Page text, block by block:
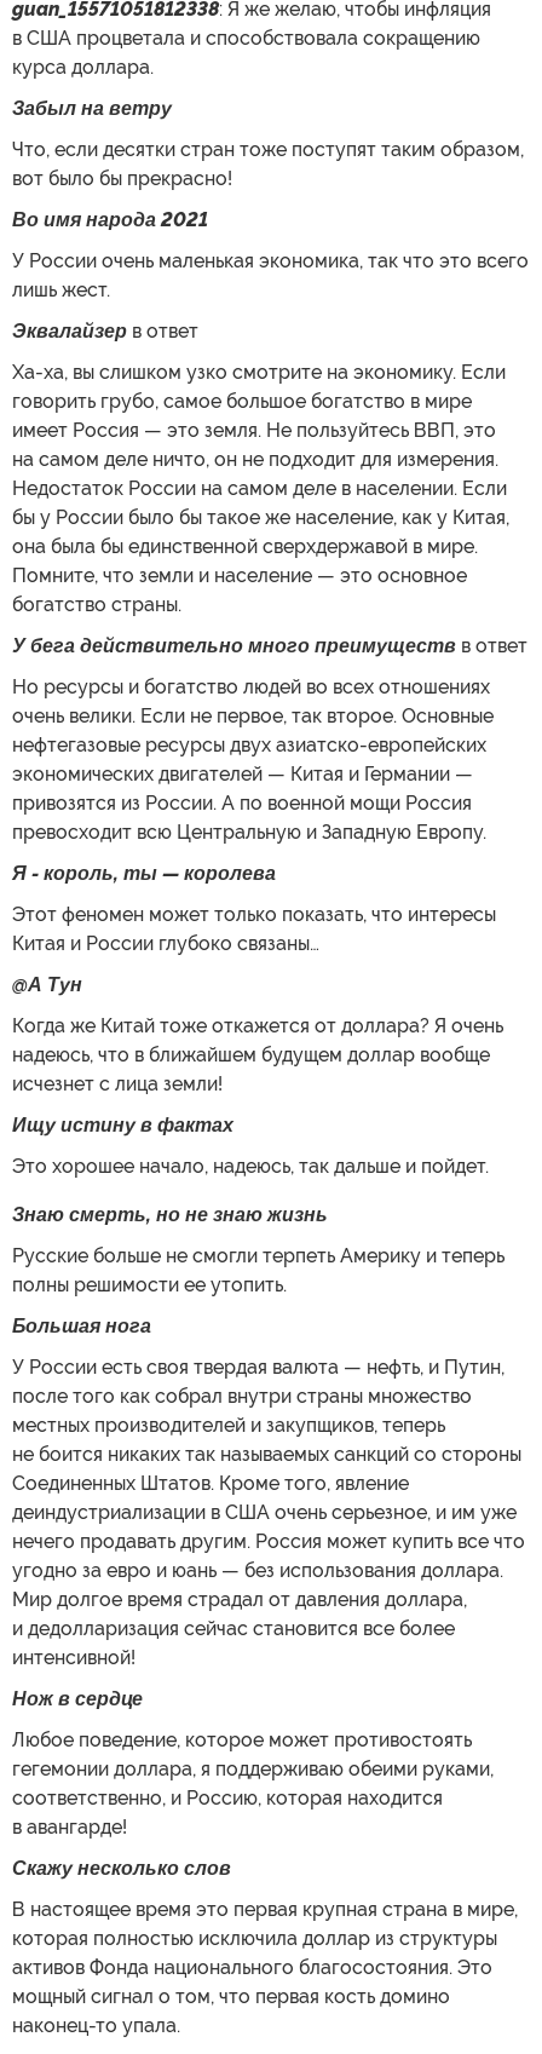
guan_15571051812338: Я же желаю, чтобы инфляция
в США процветала и способствовала сокращению
курса доллара.
Забыл на ветру
Что, если десятки стран тоже поступят таким образом,
вот было бы прекрасно!
Во имя народа 2021
У России очень маленькая экономика, так что это всего
лишь жест.
Эквалайзер в ответ
Ха-ха, вы слишком узко смотрите на экономику. Если
говорить грубо, самое большое богатство в мире
имеет Россия — это земля. Не пользуйтесь ВВП, это
на самом деле ничто, он не подходит для измерения.
Недостаток России на самом деле в населении. Если
бы у России было бы такое же население, как у Китая,
она была бы единственной сверхдержавой в мире.
Помните, что земли и население — это основное
богатство страны.
У бега действительно много преимуществ в ответ
Но ресурсы и богатство людей во всех отношениях
очень велики. Если не первое, так второе. Основные
нефтегазовые ресурсы двух азиатско-европейских
экономических двигателей — Китая и Германии —
привозятся из России. А по военной мощи Россия
превосходит всю Центральную и Западную Европу.
Я - король, ты — королева
Этот феномен может только показать, что интересы
Китая и России глубоко связаны…
@А Тун
Когда же Китай тоже откажется от доллара? Я очень
надеюсь, что в ближайшем будущем доллар вообще
исчезнет с лица земли!
Ищу истину в фактах
Это хорошее начало, надеюсь, так дальше и пойдет.
Знаю смерть, но не знаю жизнь
Русские больше не смогли терпеть Америку и теперь
полны решимости ее утопить.
Большая нога
У России есть своя твердая валюта — нефть, и Путин,
после того как собрал внутри страны множество
местных производителей и закупщиков, теперь
не боится никаких так называемых санкций со стороны
Соединенных Штатов. Кроме того, явление
деиндустриализации в США очень серьезное, и им уже
нечего продавать другим. Россия может купить все что
угодно за евро и юань — без использования доллара.
Мир долгое время страдал от давления доллара,
и дедолларизация сейчас становится все более
интенсивной!
Нож в сердце
Любое поведение, которое может противостоять
гегемонии доллара, я поддерживаю обеими руками,
соответственно, и Россию, которая находится
в авангарде!
Скажу несколько слов
В настоящее время это первая крупная страна в мире,
которая полностью исключила доллар из структуры
активов Фонда национального благосостояния. Это
мощный сигнал о том, что первая кость домино
наконец-то упала.